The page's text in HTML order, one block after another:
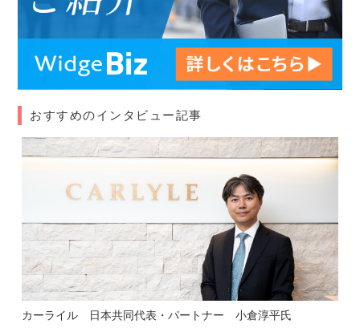
おすすめのインタビュー記事
カーライル 日本共同代表・パートナー 小倉淳平氏